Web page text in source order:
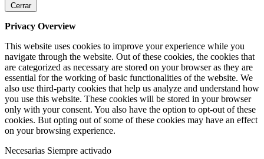
Cerrar
Privacy Overview
This website uses cookies to improve your experience while you
navigate through the website. Out of these cookies, the cookies that
are categorized as necessary are stored on your browser as they are
essential for the working of basic functionalities of the website. We
also use third-party cookies that help us analyze and understand how
you use this website. These cookies will be stored in your browser
only with your consent. You also have the option to opt-out of these
cookies. But opting out of some of these cookies may have an effect
on your browsing experience.
Necesarias Siempre activado